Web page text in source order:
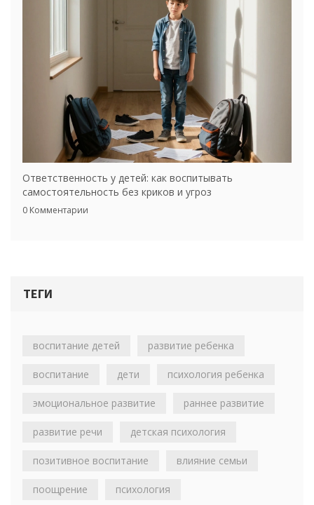
Ответственность у детей: как воспитывать
самостоятельность без криков и угроз
0 Комментарии
ТЕГИ
воспитание детей развитие ребенка
воспитание дети психология ребенка
эмоциональное развитие раннее развитие
развитие речи детская психология
позитивное воспитание влияние семьи
поощрение психология